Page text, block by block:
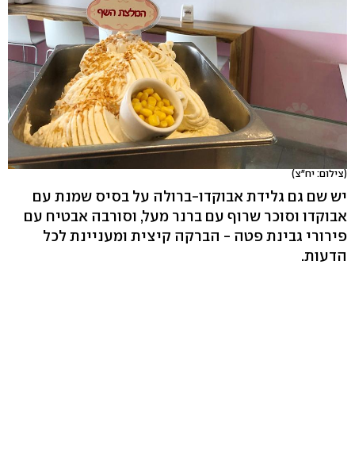
(צילום: יח"צ)
יש שם גם גלידת אבוקדו-ברולה על בסיס שמנת עם
אבוקדו וסוכר שרוף עם ברנר מעל, וסורבה אבטיח עם
פירורי גבינת פטה - הברקה קיצית ומעניינת לכל
הדעות.